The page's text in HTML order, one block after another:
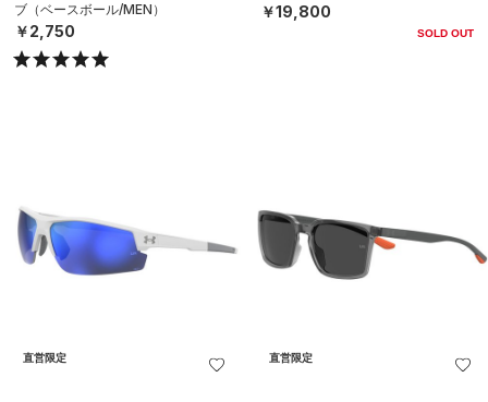
ブ（ベースボール/MEN）
￥2,750
￥19,800
SOLD OUT
直営限定 直営限定